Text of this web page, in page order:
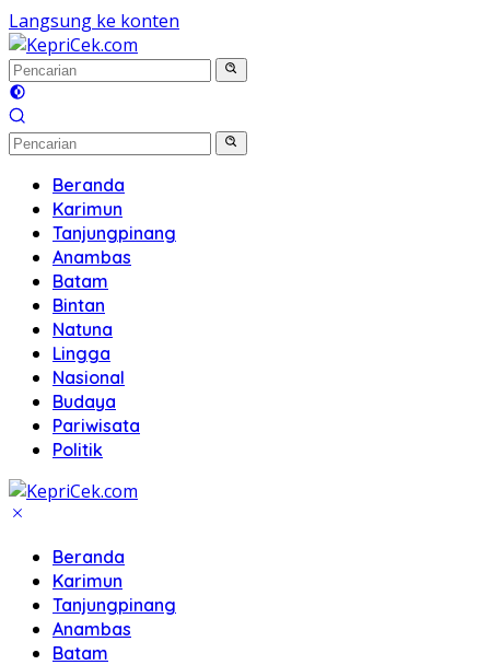
Langsung ke konten
Beranda
Karimun
Tanjungpinang
Anambas
Batam
Bintan
Natuna
Lingga
Nasional
Budaya
Pariwisata
Politik
Beranda
Karimun
Tanjungpinang
Anambas
Batam